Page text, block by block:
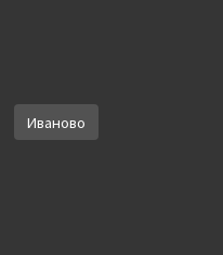
Иваново